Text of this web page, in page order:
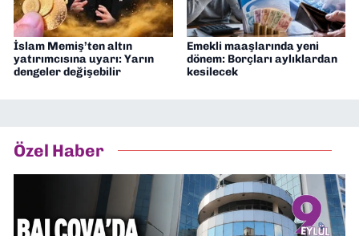
İslam Memiş’ten altın
yatırımcısına uyarı: Yarın
dengeler değişebilir
Emekli maaşlarında yeni
dönem: Borçları aylıklardan
kesilecek
Özel Haber